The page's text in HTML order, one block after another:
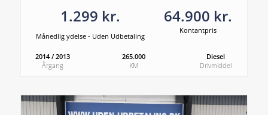
1.299 kr.
Månedlig ydelse - Uden Udbetaling
64.900 kr.
Kontantpris
2014 / 2013
Årgang
265.000
KM
Diesel
Drivmiddel